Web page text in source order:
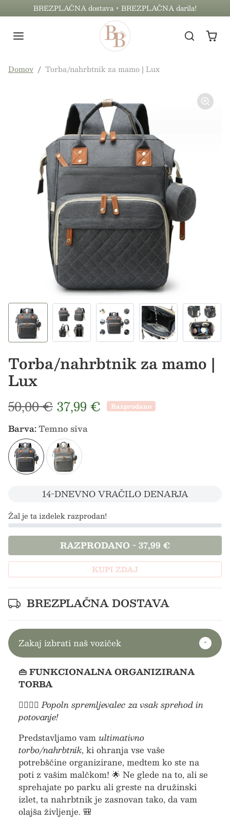
Preskoči na vsebino
BREZPLAČNA dostava + BREZPLAČNA darila!
Domov Torba/nahrbtnik za mamo | Lux
Torba/nahrbtnik za mamo |
Lux
Redna cena
50,00 € Prodajna cena
37,99 € Razprodano
Barva:Temno siva
14-DNEVNO VRAČILO DENARJA
Žal je ta izdelek razprodan!
RAZPRODANO -37,99 €
KUPI ZDAJ
BREZPLAČNA DOSTAVA
Zakaj izbrati naš voziček
👜 FUNKCIONALNA ORGANIZIRANA
TORBA
🚶‍♂️🚶‍♀️Popoln spremljevalec za vsak sprehod in
potovanje!
Predstavljamo vamultimativno
torbo/nahrbtnik, ki ohranja vse vaše
potrebščine organizirane, medtem ko ste na
poti z vašim malčkom! 🌟 Ne glede na to, ali se
sprehajate po parku ali greste na družinski
izlet, ta nahrbtnik je zasnovan tako, da vam
olajša življenje. 🎒